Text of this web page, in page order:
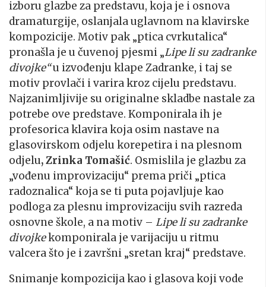
izboru glazbe za predstavu, koja je i osnova
dramaturgije, oslanjala uglavnom na klavirske
kompozicije. Motiv pak „ptica cvrkutalica“
pronašla je u čuvenoj pjesmi „Lipe li su zadranke
divojke“u izvođenju klape Zadranke, i taj se
motiv provlači i varira kroz cijelu predstavu.
Najzanimljivije su originalne skladbe nastale za
potrebe ove predstave. Komponirala ih je
profesorica klavira koja osim nastave na
glasovirskom odjelu korepetira i na plesnom
odjelu, Zrinka Tomašić. Osmislila je glazbu za
„vođenu improvizaciju“ prema priči „ptica
radoznalica“ koja se ti puta pojavljuje kao
podloga za plesnu improvizaciju svih razreda
osnovne škole, a na motiv – Lipe li su zadranke
divojkekomponirala je varijaciju u ritmu
valcera što je i završni „sretan kraj“ predstave.
Snimanje kompozicija kao i glasova koji vode